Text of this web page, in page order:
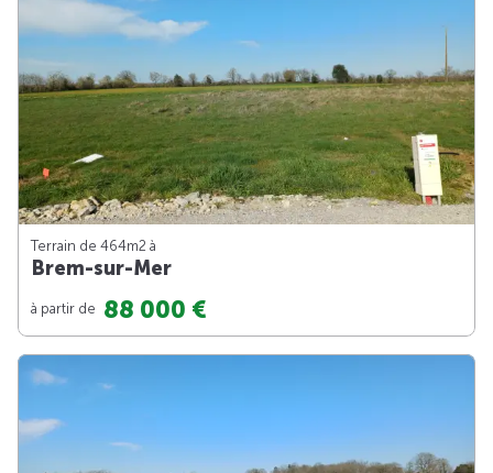
Terrain de 464m2 à
Brem-sur-Mer
à partir de 88 000 €